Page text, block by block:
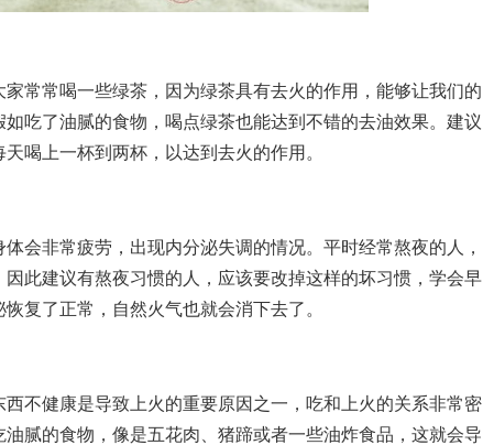
常喝一些绿茶，因为绿茶具有去火的作用，能够让我们的
吃了油腻的食物，喝点绿茶也能达到不错的去油效果。建议
喝上一杯到两杯，以达到去火的作用。
非常疲劳，出现内分泌失调的情况。平时经常熬夜的人，
因此建议有熬夜习惯的人，应该要改掉这样的坏习惯，学会早
复了正常，自然火气也就会消下去了。
健康是导致上火的重要原因之一，吃和上火的关系非常密
腻的食物，像是五花肉、猪蹄或者一些油炸食品，这就会导